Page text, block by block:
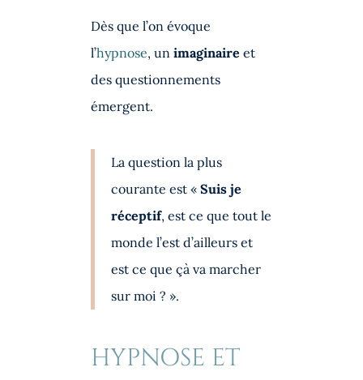
Dès que l’on évoque
l’hypnose, un imaginaire et
des questionnements
émergent.
La question la plus
courante est « Suis je
réceptif, est ce que tout le
monde l’est d’ailleurs et
est ce que çà va marcher
sur moi ? ».
HYPNOSE ET